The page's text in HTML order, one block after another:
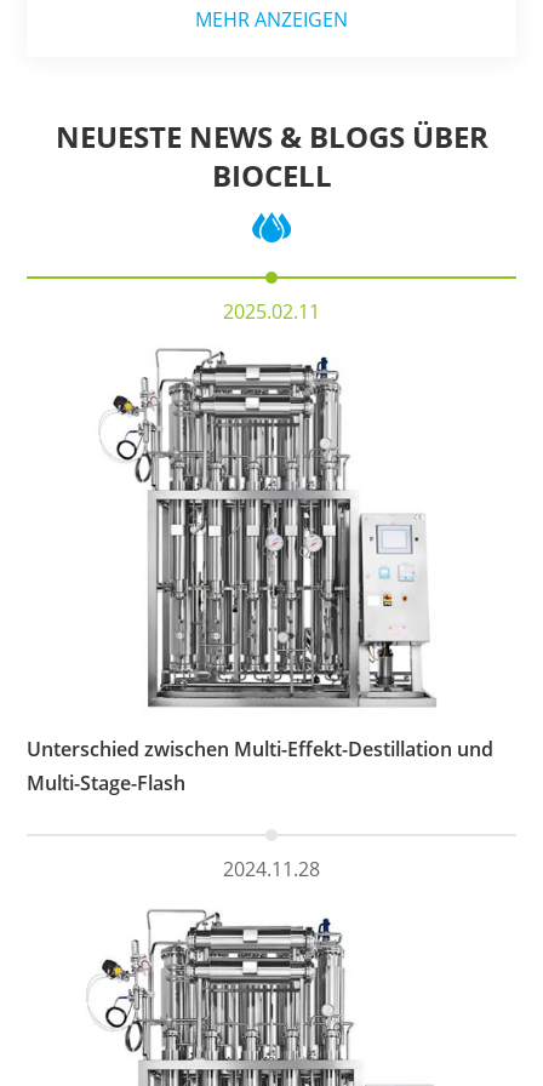
MEHR ANZEIGEN
NEUESTE NEWS & BLOGS ÜBER
BIOCELL
2025.02.11
Unterschied zwischen Multi-Effekt-Destillation und
Multi-Stage-Flash
2024.11.28